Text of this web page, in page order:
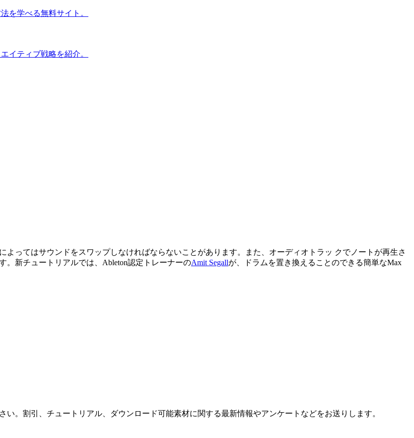
を学べる無料サイト。
イティブ戦略を紹介。
ってはサウンドをスワップしなければならないことがあります。また、オーディオトラッ クでノートが再生さ
新チュートリアルでは、Ableton認定トレーナーのAmit Segallが、ドラムを置き換えることのできる簡単なMax
い。割引、チュートリアル、ダウンロード可能素材に関する最新情報やアンケートなどをお送りします。